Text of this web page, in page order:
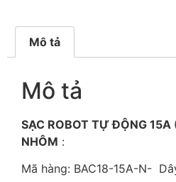
Mô tả
Mô tả
SẠC ROBOT TỰ ĐỘNG
NHÔM :
Mã hàng: BAC18-15A-N-